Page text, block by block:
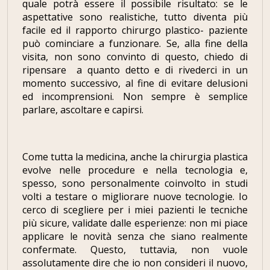
quale potrà essere il possibile risultato: se le
aspettative sono realistiche, tutto diventa più
facile ed il rapporto chirurgo plastico- paziente
può cominciare a funzionare. Se, alla fine della
visita, non sono convinto di questo, chiedo di
ripensare a quanto detto e di rivederci in un
momento successivo, al fine di evitare delusioni
ed incomprensioni. Non sempre è semplice
parlare, ascoltare e capirsi.
Come tutta la medicina, anche la chirurgia plastica
evolve nelle procedure e nella tecnologia e,
spesso, sono personalmente coinvolto in studi
volti a testare o migliorare nuove tecnologie. Io
cerco di scegliere per i miei pazienti le tecniche
più sicure, validate dalle esperienze: non mi piace
applicare le novità senza che siano realmente
confermate. Questo, tuttavia, non vuole
assolutamente dire che io non consideri il nuovo,